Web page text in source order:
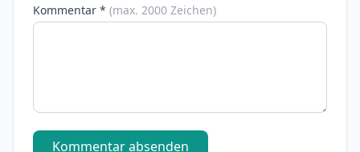
Kommentar * (max. 2000 Zeichen)
Kommentar absenden